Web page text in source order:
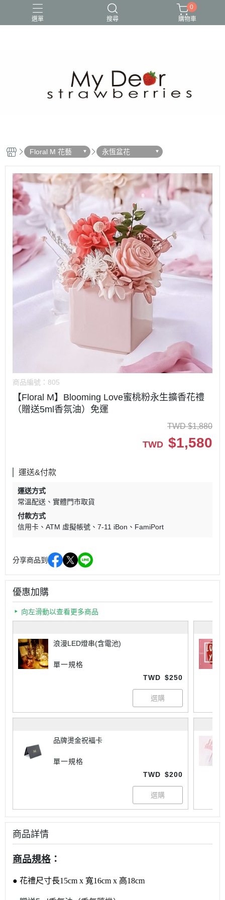
選單 搜尋
0
購物車
Floral M 花藝 永恆盆花
商品編號： 805
【Floral M】Blooming Love蜜桃粉永生擴香花禮
（贈送5ml香氛油）免運
TWD $1,880
TWD $1,580
運送&付款
運送方式
常溫配送
實體門市取貨
付款方式
信用卡
ATM 虛擬帳號 7-11 iBon FamiPort
分享商品到
優惠加購
向左滑動以查看更多商品
浪漫LED燈串(含電池)
單一規格
TWD $250
品牌燙金祝褔卡
單一規格
TWD $200
商品詳情
商品規格 ：
● 花禮尺寸長15cm x 寬16cm x 高18cm